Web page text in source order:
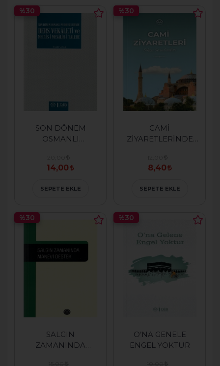
SON DÖNEM
OSMANLI
MECLİS-İ MESALİH-İ
14,00
%30
SEPETE EKLE
CAMİ
ZİYARETLERİNDE
8,40
%30
SEPETE EKLE
SALGIN
ZAMANINDA
%30
O’NA GENELE
ENGEL YOKTUR
%30